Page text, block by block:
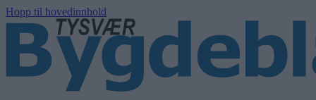
Hopp til hovedinnhold